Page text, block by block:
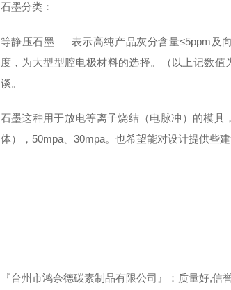
石墨分类：
等静压石墨___表示高纯产品灰分含量≤5ppm及
度，为大型型腔电极材料的选择。（以上记数
谈。
石墨这种用于放电等离子烧结（电脉冲）的模
体），50mpa、30mpa。也希望能对设计提供些
『台州市鸿奈德碳素制品有限公司』：质量好,